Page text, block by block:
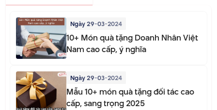
Ngày 29-03-2024
10+ Món quà tặng Doanh Nhân Việt
Nam cao cấp, ý nghĩa
Ngày 29-03-2024
Mẫu 10+ món quà tặng đối tác cao
cấp, sang trọng 2025